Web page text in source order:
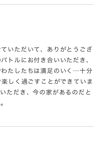
いただいて、ありがとうござ
トルにお付き合いいただき、
たしたちは満足のいく…十分
しく過ごすことができていま
ただき、今の家があるのだと